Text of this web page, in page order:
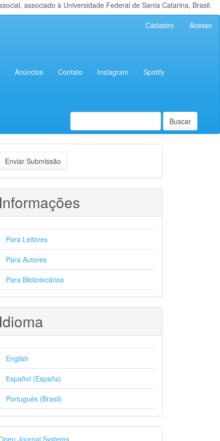
associado à Universidade Federal de Santa Catarina, Brasil.
Cadastro Acesso
Anúncios Contato Instagram Spotify
Buscar
Enviar Submissão
Para Leitores
Para Autores
Para Bibliotecários
English
Español (España)
Português (Brasil)
Journal Systems